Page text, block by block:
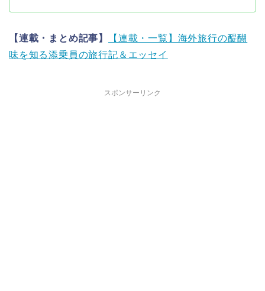
【連載・まとめ記事】
【連載・一覧】海外旅行の醍醐
味を知る添乗員の旅行記＆エッセイ
スポンサーリンク